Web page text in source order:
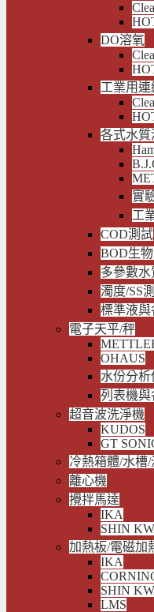
DO溶氧
工業用
各式水質
實
工
COD測試
BOD生
多參數
濁度/SS
標準液與
電子天平/秤
OHAUS
水份分析
列表機與
超音波洗淨機
KUDOS
GT
冷熱箱體/水槽
離心機
攪拌馬達
IKA
SHIN
加熱板/電磁加
IKA
SHIN
LMS